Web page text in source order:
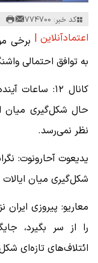
کد خبر: 774700
اعتمادآنلاین | برخی
به توافق احتمالی
کانال ۱۲:
حال شکل‌گیری میان
نظر نمی‌رسد.
یدیعوت آحارونوت:
شکل‌گیری میان
معاریو: پیروزی
را از سر بگیرد،
ائتلاف‌های تازه‌ای